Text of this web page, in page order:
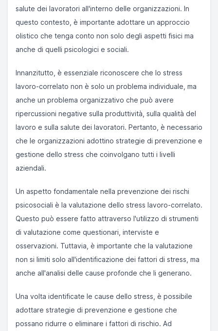
salute dei lavoratori all'interno delle organizzazioni. In
questo contesto, è importante adottare un approccio
olistico che tenga conto non solo degli aspetti fisici ma
anche di quelli psicologici e sociali.
Innanzitutto, è essenziale riconoscere che lo stress
lavoro-correlato non è solo un problema individuale, ma
anche un problema organizzativo che può avere
ripercussioni negative sulla produttività, sulla qualità del
lavoro e sulla salute dei lavoratori. Pertanto, è necessario
che le organizzazioni adottino strategie di prevenzione e
gestione dello stress che coinvolgano tutti i livelli
aziendali.
Un aspetto fondamentale nella prevenzione dei rischi
psicosociali è la valutazione dello stress lavoro-correlato.
Questo può essere fatto attraverso l'utilizzo di strumenti
di valutazione come questionari, interviste e
osservazioni. Tuttavia, è importante che la valutazione
non si limiti solo all'identificazione dei fattori di stress, ma
anche all'analisi delle cause profonde che li generano.
Una volta identificate le cause dello stress, è possibile
adottare strategie di prevenzione e gestione che
possano ridurre o eliminare i fattori di rischio. Ad